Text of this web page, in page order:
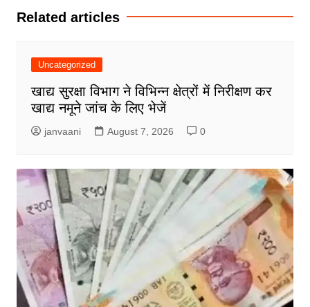
Related articles
Uncategorized
खाद्य सुरक्षा विभाग ने विभिन्न क्षेत्रों में निरीक्षण कर
खाद्य नमूने जांच के लिए भेजें
janvaani August 7, 2026 0